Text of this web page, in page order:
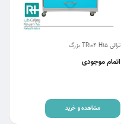
ترالی TR104 H15 بزرگ
اتمام موجودی
مشاهده و خرید